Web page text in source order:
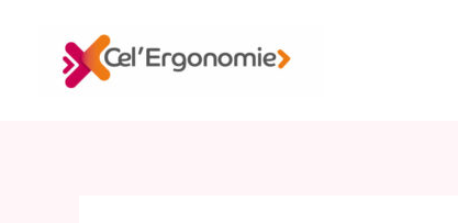
contenu